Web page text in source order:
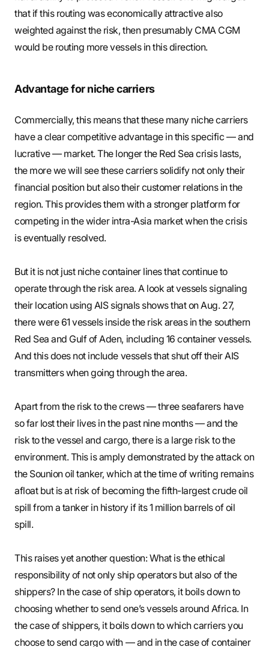
that if this routing was economically attractive also
weighted against the risk, then presumably CMA CGM
would be routing more vessels in this direction.
Advantage for niche carriers
Commercially, this means that these many niche carriers
have a clear competitive advantage in this specific — and
lucrative — market. The longer the Red Sea crisis lasts,
the more we will see these carriers solidify not only their
financial position but also their customer relations in the
region. This provides them with a stronger platform for
competing in the wider intra-Asia market when the crisis
is eventually resolved.
But it is not just niche container lines that continue to
operate through the risk area. A look at vessels signaling
their location using AIS signals shows that on Aug. 27,
there were 61 vessels inside the risk areas in the southern
Red Sea and Gulf of Aden, including 16 container vessels.
And this does not include vessels that shut off their AIS
transmitters when going through the area.
Apart from the risk to the crews — three seafarers have
so far lost their lives in the past nine months — and the
risk to the vessel and cargo, there is a large risk to the
environment. This is amply demonstrated by the attack on
the Sounion oil tanker, which at the time of writing remains
afloat but is at risk of becoming the fifth-largest crude oil
spill from a tanker in history if its 1 million barrels of oil
spill.
This raises yet another question: What is the ethical
responsibility of not only ship operators but also of the
shippers? In the case of ship operators, it boils down to
choosing whether to send one’s vessels around Africa. In
the case of shippers, it boils down to which carriers you
choose to send cargo with — and in the case of container